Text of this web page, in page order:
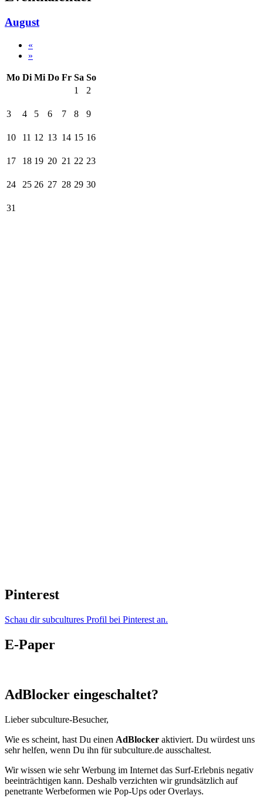
August
«
»
Mo Di Mi Do Fr Sa So
1
2
3 4 5 6 7 8 9
10 11 12 13 14 15 16
17 18 19 20 21 22 23
24 25 26 27 28 29 30
31
Pinterest
Schau dir subcultures Profil bei Pinterest an.
E-Paper
AdBlocker eingeschaltet?
Lieber subculture-Besucher,
Wie es scheint, hast Du einen AdBlocker aktiviert. Du würdest uns
sehr helfen, wenn Du ihn für subculture.de ausschaltest.
Wir wissen wie sehr Werbung im Internet das Surf-Erlebnis negativ
beeinträchtigen kann. Deshalb verzichten wir grundsätzlich auf
penetrante Werbeformen wie Pop-Ups oder Overlays.